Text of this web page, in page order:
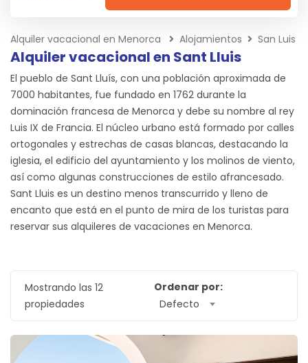
Alquiler vacacional en Menorca Alojamientos San Luis
Alquiler vacacional en Sant Lluis
El pueblo de Sant Lluís, con una población aproximada de
7000 habitantes, fue fundado en 1762 durante la
dominación francesa de Menorca y debe su nombre al rey
Luis IX de Francia. El núcleo urbano está formado por calles
ortogonales y estrechas de casas blancas, destacando la
iglesia, el edificio del ayuntamiento y los molinos de viento,
así como algunas construcciones de estilo afrancesado.
Sant Lluis es un destino menos transcurrido y lleno de
encanto que está en el punto de mira de los turistas para
reservar sus alquileres de vacaciones en Menorca.
Mostrando las 12
propiedades
Ordenar por:
Defecto